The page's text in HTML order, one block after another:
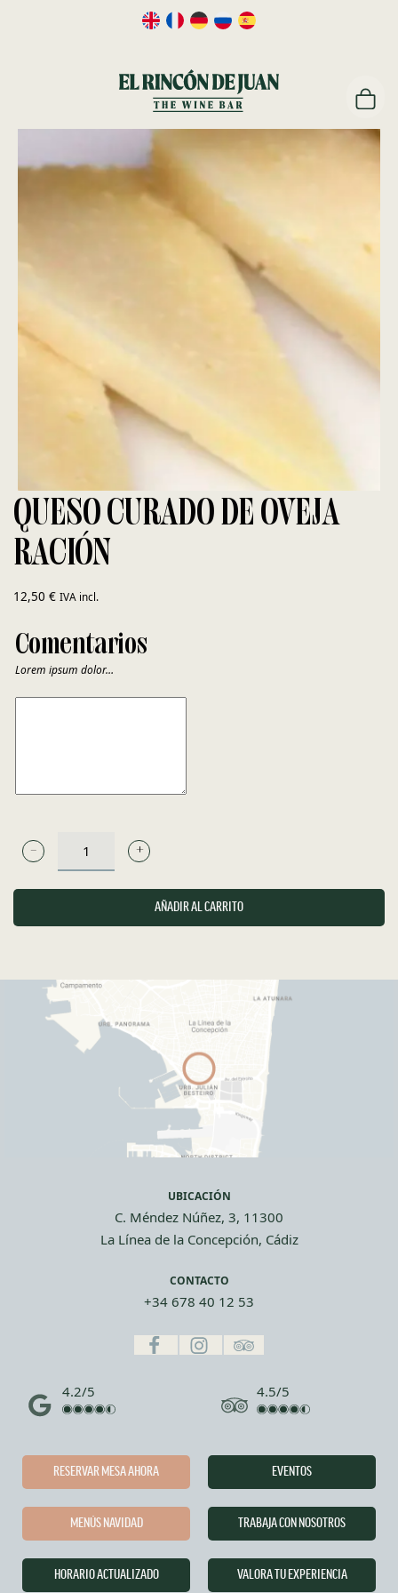
QUESO CURADO DE OVEJA
RACIÓN
12,50 € IVA incl.
Comentarios
Lorem ipsum dolor…
QUESO
CURADO
DE
RACIÓN
AÑADIR AL CARRITO
UBICACIÓN
C. Méndez Núñez, 3, 11300
La Línea de la Concepción, Cádiz
CONTACTO
+34 678 40 12 53
4.2/5 4.5/5
RESERVAR MESA AHORA
MENÚS NAVIDAD
HORARIO ACTUALIZADO
EVENTOS
TRABAJA CON NOSOTROS
VALORA TU EXPERIENCIA